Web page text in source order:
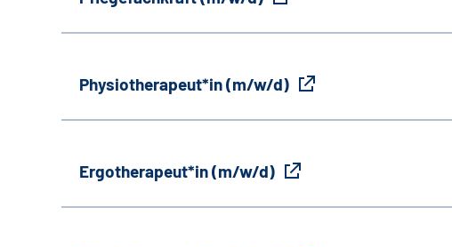
Physiotherapeut*in (m/w/d)
Ergotherapeut*in (m/w/d)